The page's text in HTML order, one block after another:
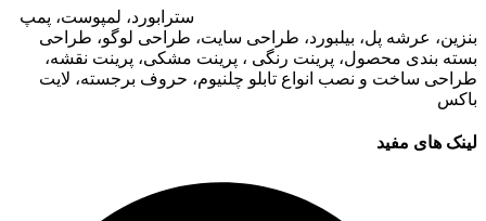
سترابورد، لمپوست، پمپ
بنزین، عرشه پل، بیلبورد، طراحی سایت، طراحی لوگو، طراحی
بسته بندی محصول، پرینت رنگی ، پرینت مشکی، پرینت نقشه،
طراحی ساخت و نصب انواع تابلو چلنیوم، حروف برجسته، لایت
باکس
لینک های مفید